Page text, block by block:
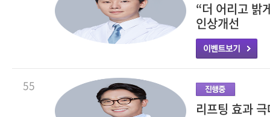
“더 어리고 밝
인상개선
55
리프팅 효과